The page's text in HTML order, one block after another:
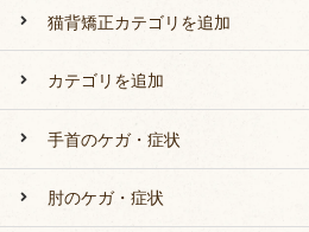
猫背矯正カテゴリを追加
カテゴリを追加
手首のケガ・症状
肘のケガ・症状